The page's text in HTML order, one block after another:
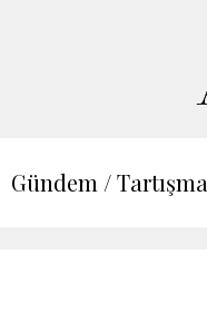
Gündem / Tartışma